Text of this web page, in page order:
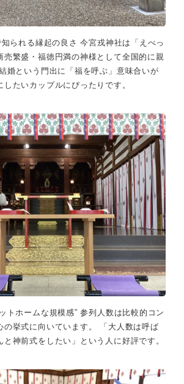
知られる縁起の良さ 今宮戎神社は「えべっ
売繁盛・福徳円満の神様として全国的に親
婚という門出に「福を呼ぶ」意味合いが
たいカップルにぴったりです。
トホームな規模感” 参列人数は比較的コン
の挙式に向いています。 「大人数は呼ば
と神前式をしたい」という人に好評です。